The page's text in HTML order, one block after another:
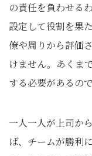
の責任を負わせる
設定して役割を果
僚や周りから評価
けません。あくま
する必要があるので
一人一人が上司か
ば、チームが勝利